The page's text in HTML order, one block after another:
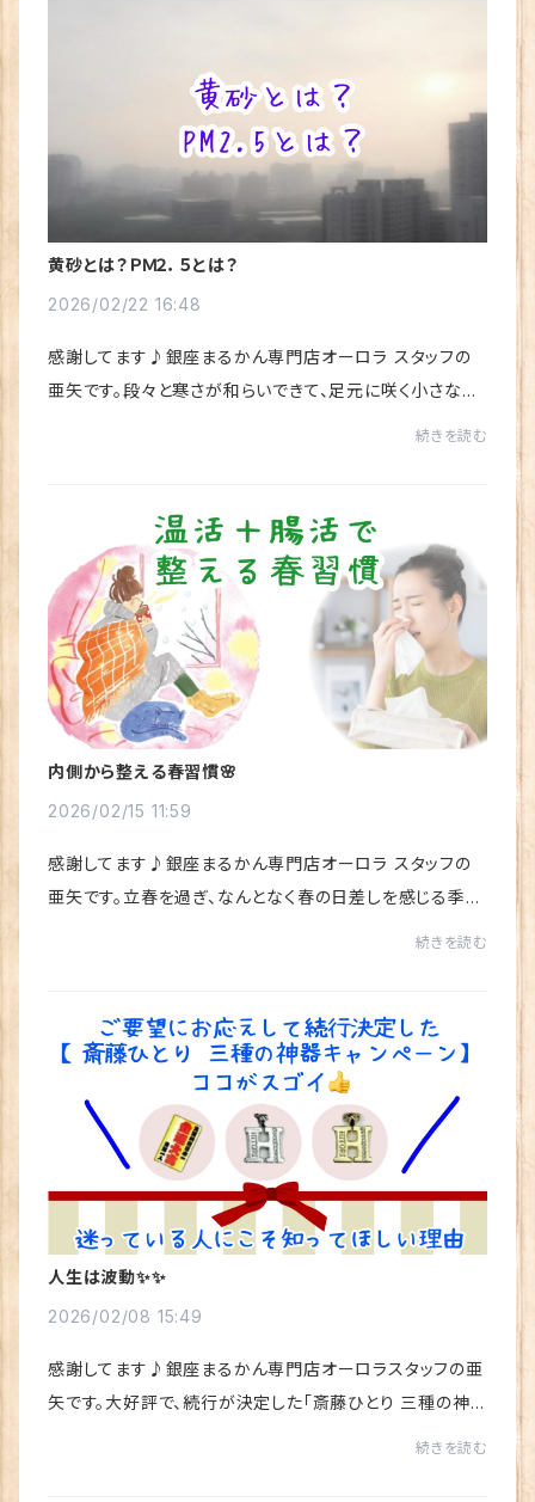
黄砂とは？ＰＭ２．５とは？
2026/02/22 16:48
感謝してます♪銀座まるかん専門店オーロラ スタッフの
亜矢です。段々と寒さが和らいできて、足元に咲く小さな花
を見つけては、春の訪れを感じています🌸これから春先
続きを読む
内側から整える春習慣🌸
2026/02/15 11:59
感謝してます♪銀座まるかん専門店オーロラ スタッフの
亜矢です。立春を過ぎ、なんとなく春の日差しを感じる季節
続きを読む
人生は波動✨✨
2026/02/08 15:49
感謝してます♪銀座まるかん専門店オーロラスタッフの亜
矢です。大好評で、続行が決定した「斎藤ひとり 三種の神
続きを読む